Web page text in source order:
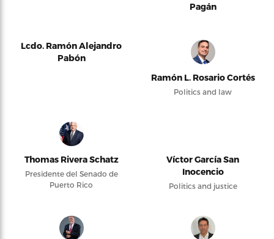
Pagán
Lcdo. Ramón Alejandro
Pabón
Ramón L. Rosario Cortés
Politics and law
Thomas Rivera Schatz
Presidente del Senado de
Puerto Rico
Víctor García San
Inocencio
Politics and justice